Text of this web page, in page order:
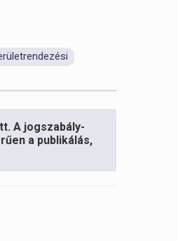
A jogszabály-
a publikálás,